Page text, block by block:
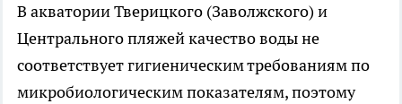
В акватории Тверицкого (Заволжского) и
Центрального пляжей качество воды не
соответствует гигиеническим требованиям по
микробиологическим показателям, поэтому